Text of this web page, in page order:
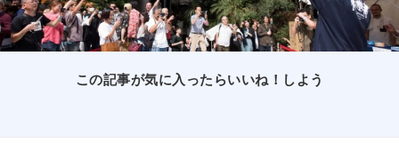
この記事が気に入ったらいいね！しよう